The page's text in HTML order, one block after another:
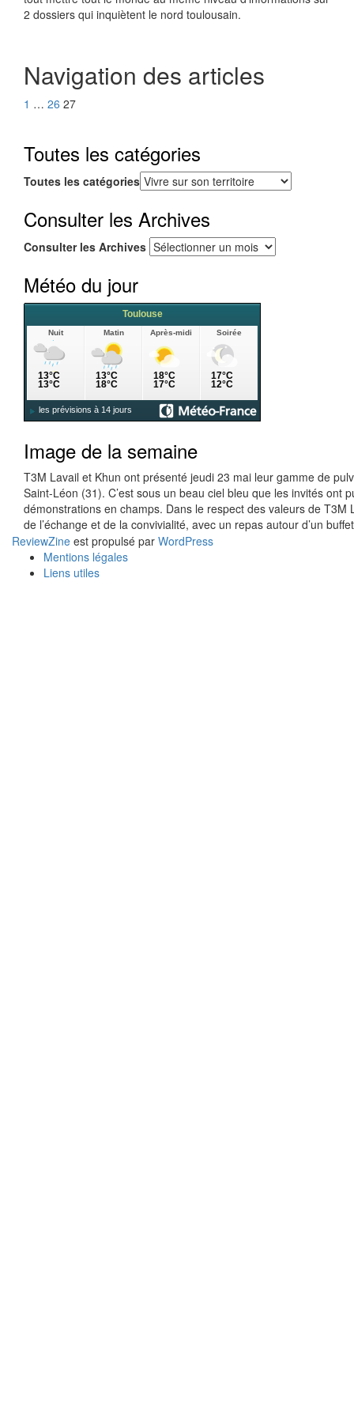
2 dossiers qui inquiètent le nord toulousain.
Navigation des articles
1 … 26 27
Toutes les catégories
Toutes les catégories
Consulter les Archives
Consulter les Archives
Météo du jour
Image de la semaine
T3M Lavail et Khun ont présenté jeudi 23 mai leur gamme de
Saint-Léon (31). C’est sous un beau ciel bleu que les invités ont
démonstrations en champs. Dans le respect des valeurs de
de l’échange et de la convivialité, avec un repas autour d’un
ReviewZine est propulsé par WordPress
Mentions légales
Liens utiles